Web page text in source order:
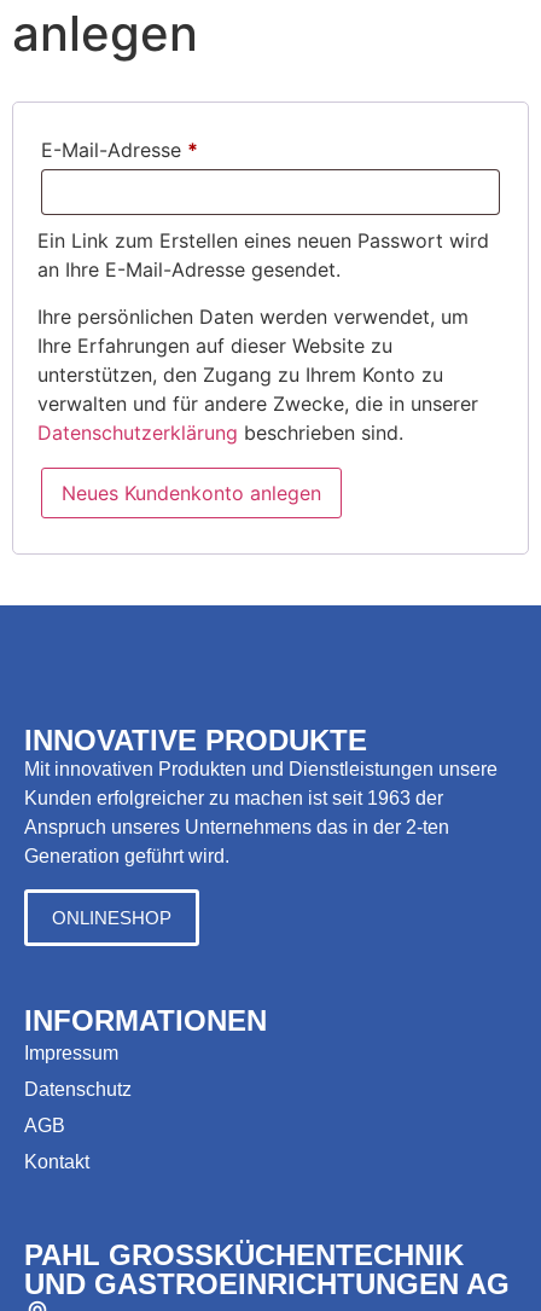
anlegen
E-Mail-Adresse *
Ein Link zum Erstellen eines neuen Passwort wird
an Ihre E-Mail-Adresse gesendet.
Ihre persönlichen Daten werden verwendet, um
Ihre Erfahrungen auf dieser Website zu
unterstützen, den Zugang zu Ihrem Konto zu
verwalten und für andere Zwecke, die in unserer
Datenschutzerklärung beschrieben sind.
Neues Kundenkonto anlegen
INNOVATIVE PRODUKTE
Mit innovativen Produkten und Dienstleistungen unsere
Kunden erfolgreicher zu machen ist seit 1963 der
Anspruch unseres Unternehmens das in der 2-ten
Generation geführt wird.
ONLINESHOP
INFORMATIONEN
Impressum
Datenschutz
AGB
Kontakt
PAHL GROSSKÜCHENTECHNIK
UND GASTROEINRICHTUNGEN AG